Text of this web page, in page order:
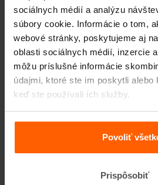
sociálnych médií a analýzu
súbory cookie. Informácie o tom,
webové stránky, poskytujeme aj
oblasti sociálnych médií, inzercie
môžu príslušné informácie
údajmi, ktoré ste im poskytli alebo
keď ste používali ich služby.
Povoliť
Prispôsobiť
Vrchné dosky
Zdvíhacie zariadenia
Manipulačné zariadenia
Príslušenstvo
Náhradné diely
Predáva Betonblock® betónové